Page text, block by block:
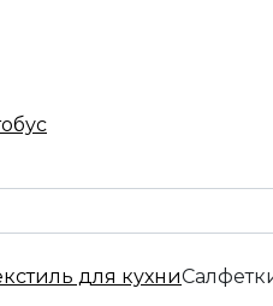
для кухни